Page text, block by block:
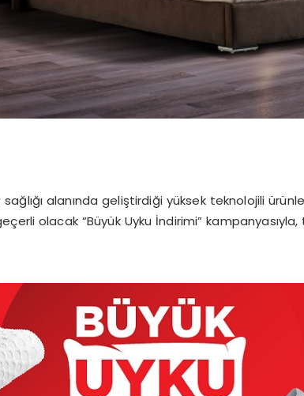
alanında geliştirdiği yüksek teknolojili
olacak “Büyük Uyku İndirimi”